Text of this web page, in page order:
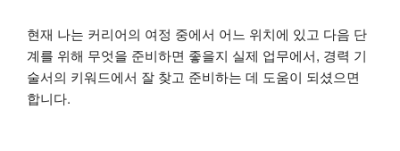
현재 나는 커리어의 여정 중에서 어느 위치에 있고 다음 단
계를 위해 무엇을 준비하면 좋을지 실제 업무에서, 경력 기
술서의 키워드에서 잘 찾고 준비하는 데 도움이 되셨으면
합니다.